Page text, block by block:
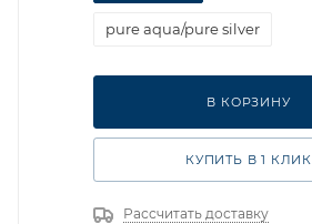
pure aqua/pure silver
В КОРЗИНУ
КУПИТЬ В 1 КЛИК
Рассчитать доставку